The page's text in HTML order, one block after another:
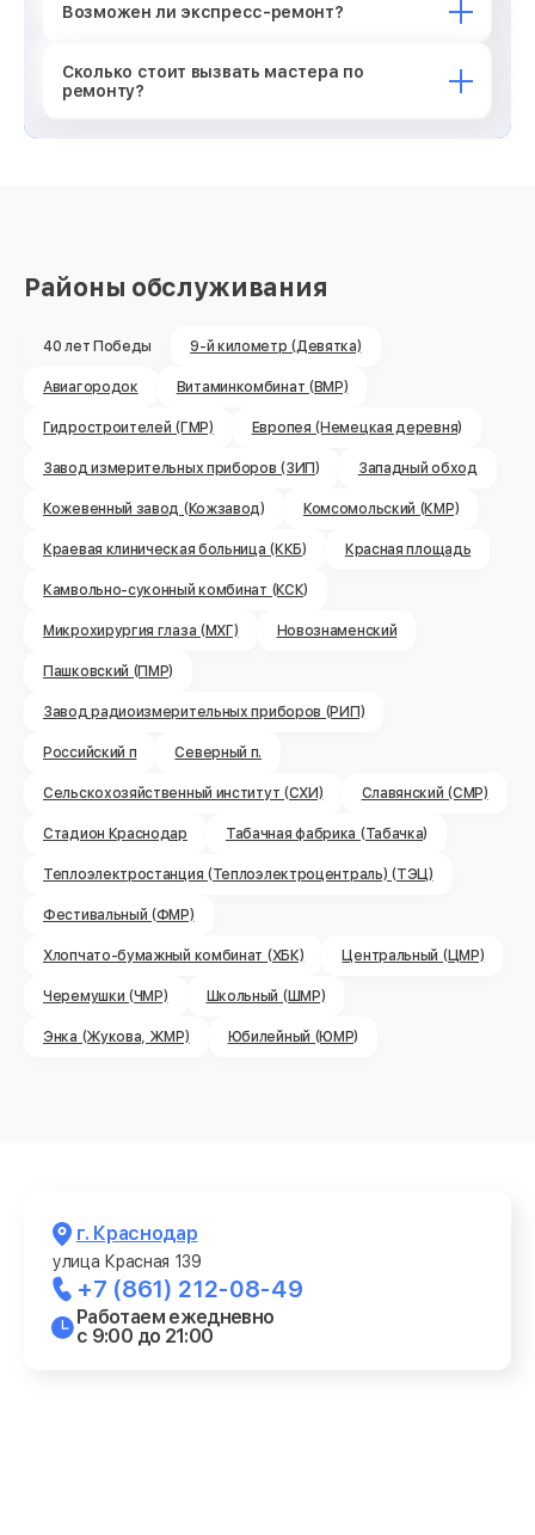
Возможен ли экспресс-ремонт?
Сколько стоит вызвать мастера по
ремонту?
Районы обслуживания
40 лет Победы 9-й километр (Девятка)
Авиагородок Витаминкомбинат (ВМР)
Гидростроителей (ГМР) Европея (Немецкая деревня)
Завод измерительных приборов (ЗИП) Западный обход
Кожевенный завод (Кожзавод) Комсомольский (КМР)
Краевая клиническая больница (ККБ) Красная площадь
Камвольно-суконный комбинат (КСК)
Микрохирургия глаза (МХГ) Новознаменский
Пашковский (ПМР)
Завод радиоизмерительных приборов (РИП)
Российский п Северный п.
Сельскохозяйственный институт (СХИ) Славянский (СМР)
Стадион Краснодар Табачная фабрика (Табачка)
Теплоэлектростанция (Теплоэлектроцентраль) (ТЭЦ)
Фестивальный (ФМР)
Хлопчато-бумажный комбинат (ХБК) Центральный (ЦМР)
Черемушки (ЧМР) Школьный (ШМР)
Энка (Жукова, ЖМР) Юбилейный (ЮМР)
г. Краснодар
улица Красная 139
+7 (861) 212-08-49
Работаем ежедневно
с 9:00 до 21:00